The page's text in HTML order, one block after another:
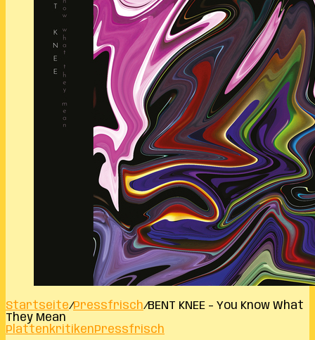
Startseite/Pressfrisch/BENT KNEE – You Know What
They Mean
PlattenkritikenPressfrisch